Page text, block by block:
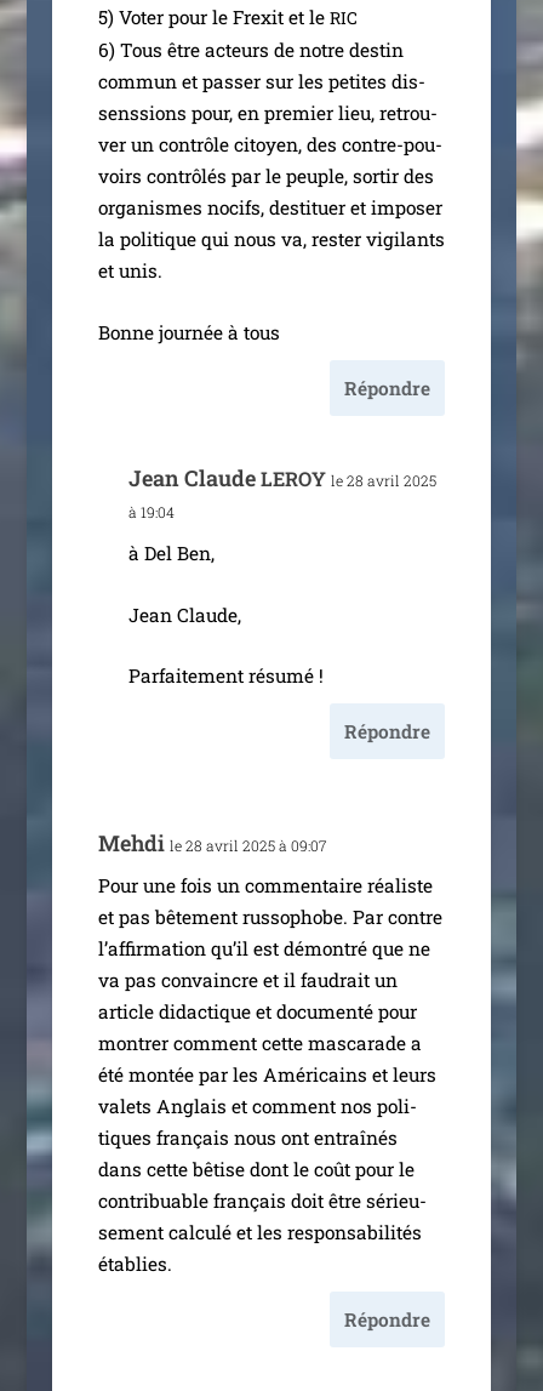
5) Voter pour le Frexit et le RIC
6) Tous être acteurs de notre des­tin
com­mun et pas­ser sur les petites dis­
sens­sions pour, en pre­mier lieu, retrou­
ver un contrôle citoyen, des contre-pou­­
voirs contrô­lés par le peuple, sor­tir des
orga­nismes nocifs, des­ti­tuer et impo­ser
la poli­tique qui nous va, res­ter vigi­lants
et unis.
Bonne jour­née à tous
Répondre
Jean ClaudeLEROY le 28 avril 2025
à 19:04
à Del Ben,
Jean Claude,
Parfaitement résu­mé !
Répondre
Mehdi le 28 avril 2025 à 09:07
Pour une fois un com­men­taire réa­liste
et pas bête­ment rus­so­phobe. Par contre
l’affirmation qu’il est démon­tré que ne
va pas convaincre et il fau­drait un
article didac­tique et docu­men­té pour
mon­trer com­ment cette mas­ca­rade a
été mon­tée par les Américains et leurs
valets Anglais et com­ment nos poli­
tiques fran­çais nous ont entraî­nés
dans cette bêtise dont le coût pour le
contri­buable fran­çais doit être sérieu­
se­ment cal­cu­lé et les res­pon­sa­bi­li­tés
établies.
Répondre